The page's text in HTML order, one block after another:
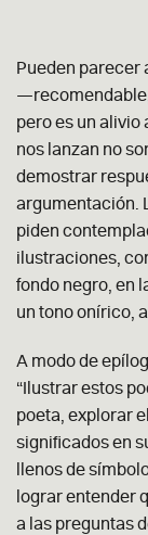
Pueden parecer
pero es un alivio
nos lanzan no
demostrar
argumentación.
piden
ilustraciones,
fondo negro, en
un tono onírico,
A modo de
“Ilustrar estos
poeta, explorar
significados en
llenos de
lograr entender
a las preguntas